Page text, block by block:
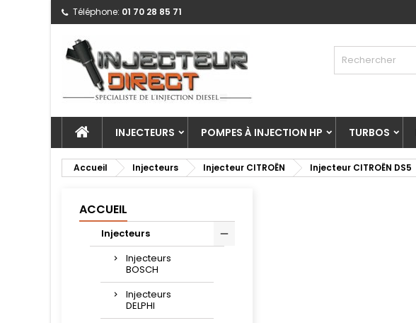
Téléphone: 01 70 28 85 71
INJECTEURS POMPES À INJECTION HP TURBOS
Accueil Injecteurs Injecteur CITROËN Injecteur CITROËN DS5
ACCUEIL
Injecteurs
Injecteurs
BOSCH
Injecteurs
DELPHI